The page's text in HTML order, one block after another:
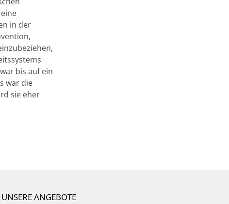
in der
bis auf ein
war die
sie eher
UNSERE ANGEBOTE